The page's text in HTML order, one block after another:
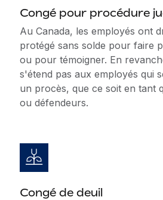
Congé pour procédure
Au Canada, les employés ont
protégé sans solde pour faire
ou pour témoigner. En
s'étend pas aux employés qui
un procès, que ce soit en tant
ou défendeurs.
Congé de deuil